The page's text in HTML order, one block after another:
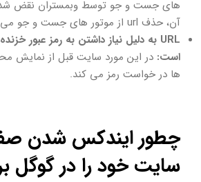
های جست و جو توسط وبمستران نقض
آن، حذف url از موتور های جست و جو می باشد.
URL به دلیل نیاز داشتن به رمز عبور
است: در این مورد سایت قبل از نمایش
ها در خواست رمز می کند.
چطور ایندکس شدن
سایت خود را در گوگل